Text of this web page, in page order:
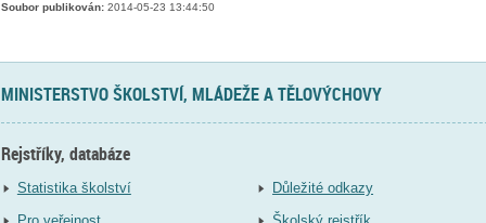
Soubor publikován:2014-05-23 13:44:50
MINISTERSTVO ŠKOLSTVÍ, MLÁDEŽE A TĚLOVÝCHOVY
Rejstříky, databáze
Statistika školství
Důležité odkazy